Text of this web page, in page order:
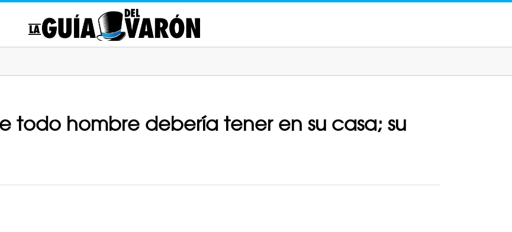
todo hombre debería tener en su casa; su